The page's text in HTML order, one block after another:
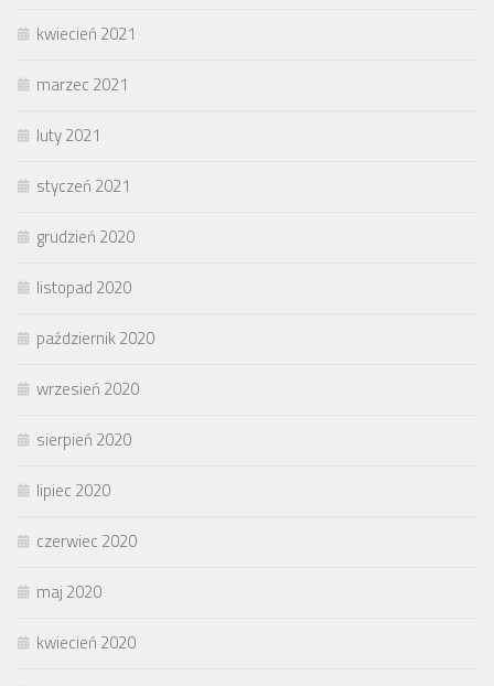
kwiecień 2021
marzec 2021
luty 2021
styczeń 2021
grudzień 2020
listopad 2020
październik 2020
wrzesień 2020
sierpień 2020
lipiec 2020
czerwiec 2020
maj 2020
kwiecień 2020